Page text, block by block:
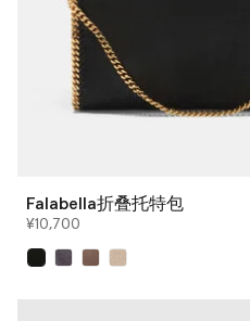
Falabella折叠托特包
¥10,700